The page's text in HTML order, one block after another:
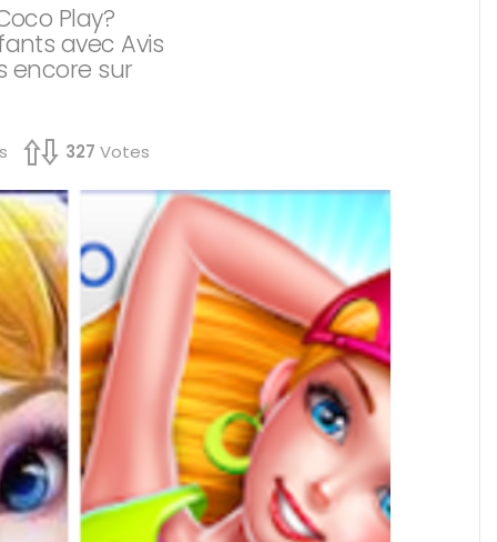
Play?
avec Avis
encore sur
327 Votes